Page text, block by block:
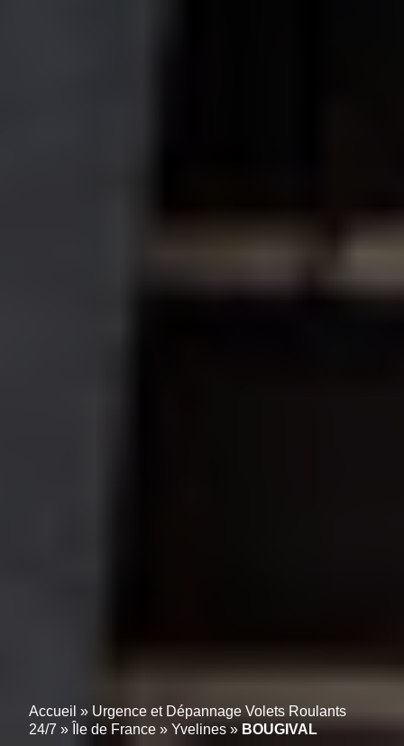
Accueil » Urgence et Dépannage Volets Roulants
24/7 » Île de France » Yvelines » BOUGIVAL